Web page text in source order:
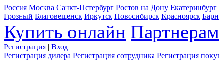
Россия Москва Санкт-Петербург Ростов на Дону Екатеринбург
Грозный Благовещенск Иркутск Новосибирск Красноярск
Купить онлайн Партнерам
Регистрация | Вход
Регистрация дилера Регистрация сотрудника Регистрация